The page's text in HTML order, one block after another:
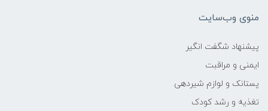
منوی وب‌سایت
پیشنهاد شگفت انگیر
ایمنی و مراقبت
پستانک و لوازم شیردهی
تغذیه و رشد کودک